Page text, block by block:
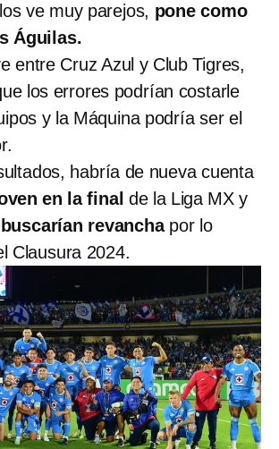
ve muy parejos, pone como
Águilas.
entre Cruz Azul y Club Tigres,
los errores podrían costarle
y la Máquina podría ser el
habría de nueva cuenta
en la final de la Liga MX y
revanchapor lo
Clausura 2024.